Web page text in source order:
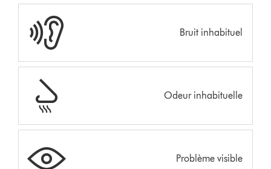
Bruit inhabituel
Odeur inhabituelle
Problème visible